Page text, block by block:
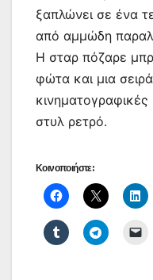
ξαπλώνει σε ένα
από αμμώδη
Η σταρ πόζαρε
φώτα και μια
στυλ ρετρό.
Κοινοποιήστε: